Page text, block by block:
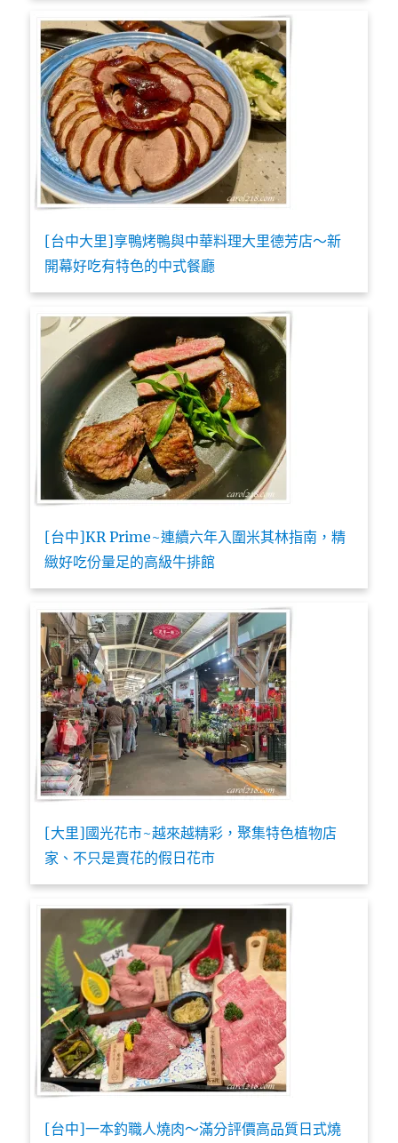
[台中大里]享鴨烤鴨與中華料理大里德芳店～新
開幕好吃有特色的中式餐廳
[台中]KR Prime~連續六年入圍米其林指南，精
緻好吃份量足的高級牛排館
[大里]國光花市~越來越精彩，聚集特色植物店
家、不只是賣花的假日花市
[台中]一本釣職人燒肉～滿分評價高品質日式燒